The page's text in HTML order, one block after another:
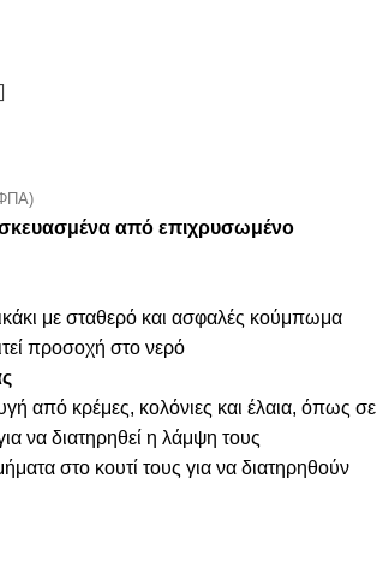
από επιχρυσωμένο
με σταθερό και ασφαλές κούμπωμα
προσοχή στο νερό
από κρέμες, κολόνιες και έλαια, όπως σε
να διατηρηθεί η λάμψη τους
στο κουτί τους για να διατηρηθούν